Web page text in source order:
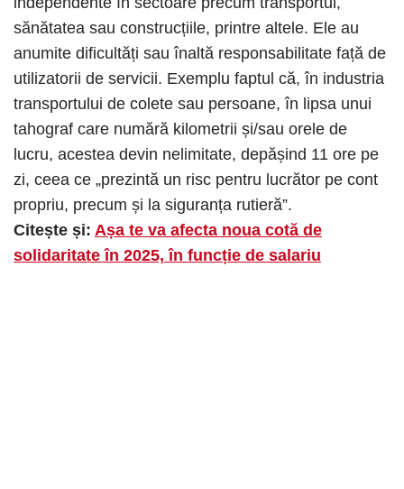
sănătatea sau construcțiile, printre altele. Ele au
anumite dificultăți sau înaltă responsabilitate față de
utilizatorii de servicii. Exemplu faptul că, în industria
transportului de colete sau persoane, în lipsa unui
tahograf care numără kilometrii și/sau orele de
lucru, acestea devin nelimitate, depășind 11 ore pe
zi, ceea ce „prezintă un risc pentru lucrător pe cont
propriu, precum și la siguranța rutieră”.
Citește și: Așa te va afecta noua cotă de
solidaritate în 2025, în funcție de salariu